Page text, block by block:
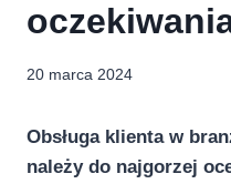
20 marca 2024
Obsługa klienta w
należy do najgorzej